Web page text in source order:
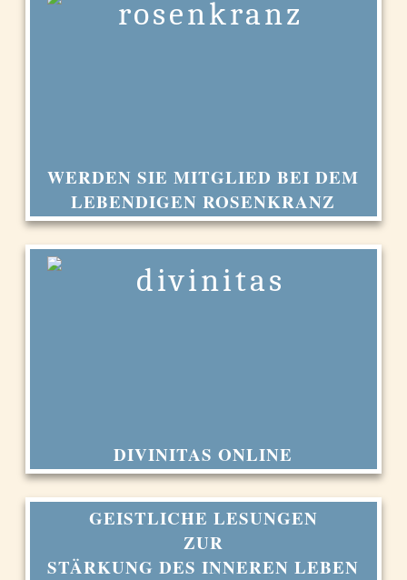
WERDEN SIE MITGLIED BEI DEM
LEBENDIGEN ROSENKRANZ
DIVINITAS ONLINE
GEISTLICHE LESUNGEN
ZUR
STÄRKUNG DES INNEREN LEBEN